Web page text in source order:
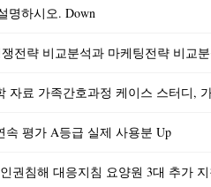
명하시오. Down
전략 비교분석과 마케팅전략 비교
속 평가 A등급 실제 사용분 Up